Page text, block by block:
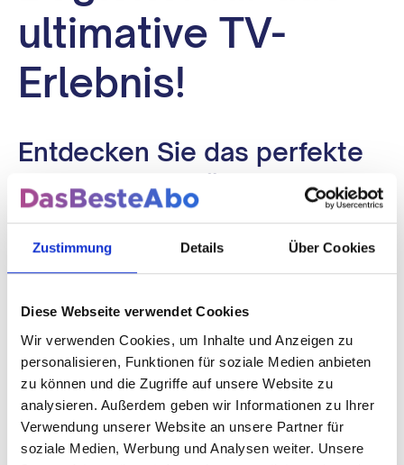
Zustimmung Details Über Cookies
Diese Webseite verwendet Cookies
Wir verwenden Cookies, um Inhalte und Anzeigen zu
personalisieren, Funktionen für soziale Medien anbieten
zu können und die Zugriffe auf unsere Website zu
analysieren. Außerdem geben wir Informationen zu Ihrer
Verwendung unserer Website an unsere Partner für
soziale Medien, Werbung und Analysen weiter. Unsere
ultimative TV-
Erlebnis!
Entdecken Sie das perfekte
TV-Programm für Ihre Woche
In einer immer schnelllebigeren Welt benötigt jeder
von uns ein wenig Zeit zum Entspannen und
gut durchdachte, informative und unterhaltsame
Fernsehwocheins Spiel – Ihr persönlicher Guide für
das Beste im Fernsehen, 52 Mal im Jahr!
Warum Fernsehwoche?